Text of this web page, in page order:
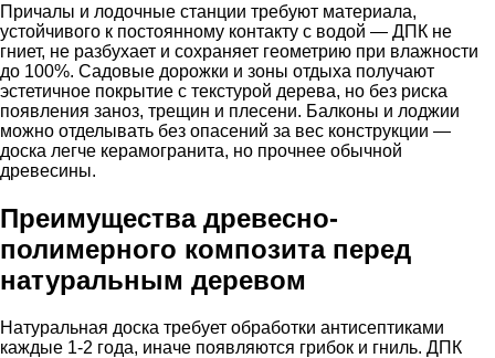
Причалы и лодочные станции требуют материала,
устойчивого к постоянному контакту с водой — ДПК не
гниет, не разбухает и сохраняет геометрию при влажности
до 100%. Садовые дорожки и зоны отдыха получают
эстетичное покрытие с текстурой дерева, но без риска
появления заноз, трещин и плесени. Балконы и лоджии
можно отделывать без опасений за вес конструкции —
доска легче керамогранита, но прочнее обычной
древесины.
Преимущества древесно-
полимерного композита перед
натуральным деревом
Натуральная доска требует обработки антисептиками
каждые 1-2 года, иначе появляются грибок и гниль. ДПК